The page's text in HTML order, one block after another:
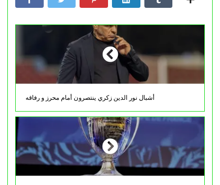
أشبال نور الدين زكري ينتصرون أمام محرز و رفاقه